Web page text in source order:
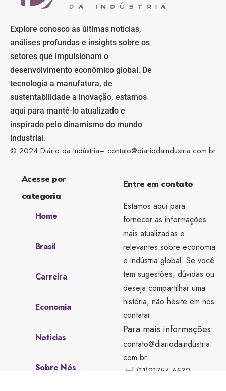
Explore conosco as últimas notícias,
análises profundas e insights sobre os
setores que impulsionam o
desenvolvimento econômico global. De
tecnologia a manufatura, de
sustentabilidade a inovação, estamos
aqui para mantê-lo atualizado e
inspirado pelo dinamismo do mundo
industrial.
© 2024 Diário da Indústria– contato@diariodaindustria.com.br
Acesse por
categoria
Home
Brasil
Carreira
Economia
Notícias
Sobre Nós
Entre em contato
Estamos aqui para
fornecer as informações
mais atualizadas e
relevantes sobre economia
e indústria global. Se você
tem sugestões, dúvidas ou
deseja compartilhar uma
história, não hesite em nos
contatar.
Para mais informações:
contato@diariodaindustria.
com.br
tel.(11)91754-6532